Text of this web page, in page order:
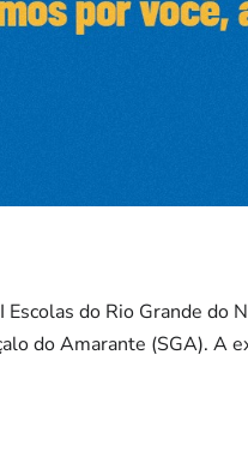
Escolas do Rio Grande
do Amarante (SGA). A